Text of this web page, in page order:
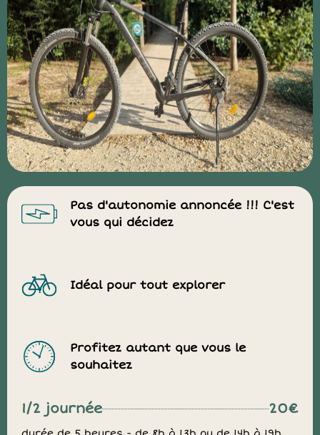
Pas d'autonomie annoncée !!! C'est
vous qui décidez
Idéal pour tout explorer
Profitez autant que vous le
souhaitez
1/2 journée 20€